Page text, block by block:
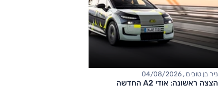
ניר בן טובים , 04/08/2026
הצצה ראשונה: אודי A2 החדשה